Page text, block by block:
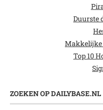
Duurste
Makkelijke
Top 10
ZOEKEN OP DAILYBASE.NL